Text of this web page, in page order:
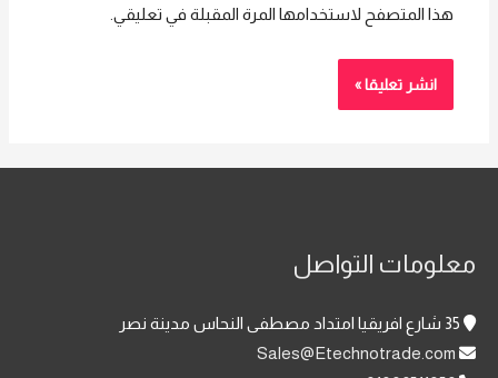
هذا المتصفح لاستخدامها المرة المقبلة في تعليقي.
معلومات التواصل